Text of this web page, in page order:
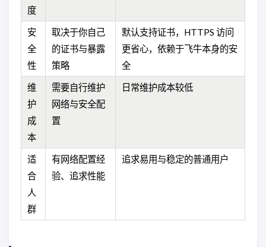
度
安
全
性
取决于你自己
的证书与暴露
策略
默认支持证书，HTTPS 访问
更省心，依赖于飞牛本身的安
全
维
护
成
本
需要自行维护
网络与安全配
置
日常维护成本较低
适
合
人
群
有网络配置经
验、追求性能
追求易用与稳定的普通用户